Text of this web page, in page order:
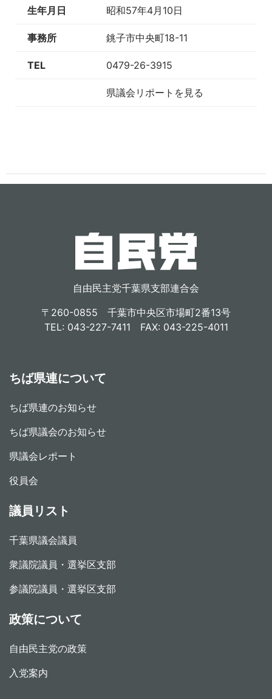
生年月日 昭和57年4月10日
事務所 銚子市中央町18-11
TEL 0479-26-3915
県議会リポートを見る
自由民主党千葉県支部連合会
〒260-0855 千葉市中央区市場町2番13号
TEL: 043-227-7411 FAX: 043-225-4011
ちば県連について
ちば県連のお知らせ
ちば県議会のお知らせ
県議会レポート
役員会
議員リスト
千葉県議会議員
衆議院議員・選挙区支部
参議院議員・選挙区支部
政策について
自由民主党の政策
入党案内